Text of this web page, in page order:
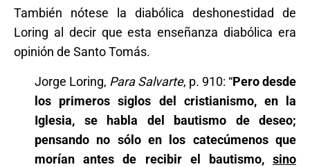
También nótese la diabólica deshonestidad de
Loring al decir que esta enseñanza diabólica era
opinión de Santo Tomás.
Jorge Loring, Para Salvarte, p. 910: “Pero desde
los primeros siglos del cristianismo, en la
Iglesia, se habla del bautismo de deseo;
pensando no sólo en los catecúmenos que
morían antes de recibir el bautismo, sino